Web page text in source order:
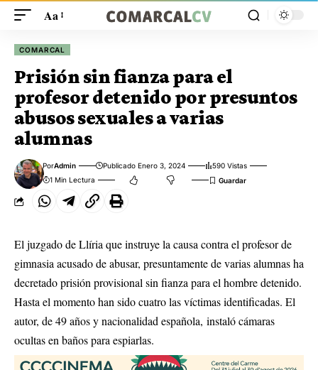
Aa
COMARCAL
Prisión sin fianza para el
profesor detenido por presuntos
abusos sexuales a varias
alumnas
PorAdmin Publicado Enero 3, 2024
590 Vistas
1 Min Lectura
El juzgado de Llíria que instruye la causa contra el profesor de
gimnasia acusado de abusar, presuntamente de varias alumnas ha
decretado prisión provisional sin fianza para el hombre detenido.
Hasta el momento han sido cuatro las víctimas identificadas. El
autor, de 49 años y nacionalidad española, instaló cámaras
ocultas en baños para espiarlas.